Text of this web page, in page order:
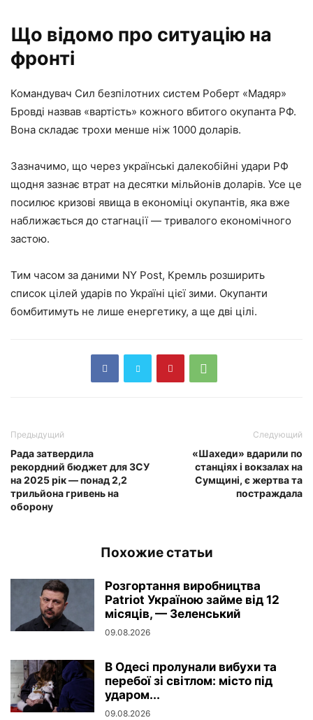
Що відомо про ситуацію на
фронті
Командувач Сил безпілотних систем Роберт «Мадяр»
Бровді назвав «вартість» кожного вбитого окупанта РФ.
Вона складає трохи менше ніж 1000 доларів.
Зазначимо, що через українські далекобійні удари РФ
щодня зазнає втрат на десятки мільйонів доларів. Усе це
посилює кризові явища в економіці окупантів, яка вже
наближається до стагнації — тривалого економічного
застою.
Тим часом за даними NY Post, Кремль розширить
список цілей ударів по Україні цієї зими. Окупанти
бомбитимуть не лише енергетику, а ще дві цілі.
Предыдущий
Рада затвердила
рекордний бюджет для ЗСУ
на 2025 рік — понад 2,2
трильйона гривень на
оборону
Следующий
«Шахеди» вдарили по
станціях і вокзалах на
Сумщині, є жертва та
постраждала
Похожие статьи
Розгортання виробництва
Patriot Україною займе від 12
місяців, — Зеленський
09.08.2026
В Одесі пролунали вибухи та
перебої зі світлом: місто під
ударом...
09.08.2026